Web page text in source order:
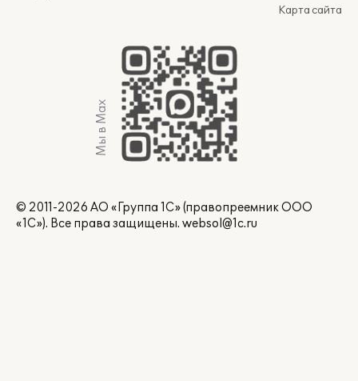
Карта сайта
Мы в Max
© 2011-2026 АО «Группа 1С» (правопреемник ООО
«1С»). Все права защищены. websol@1c.ru